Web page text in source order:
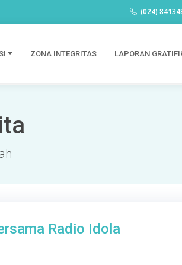
(024)
ZONA INTEGRITAS LAPORAN
Radio Idola